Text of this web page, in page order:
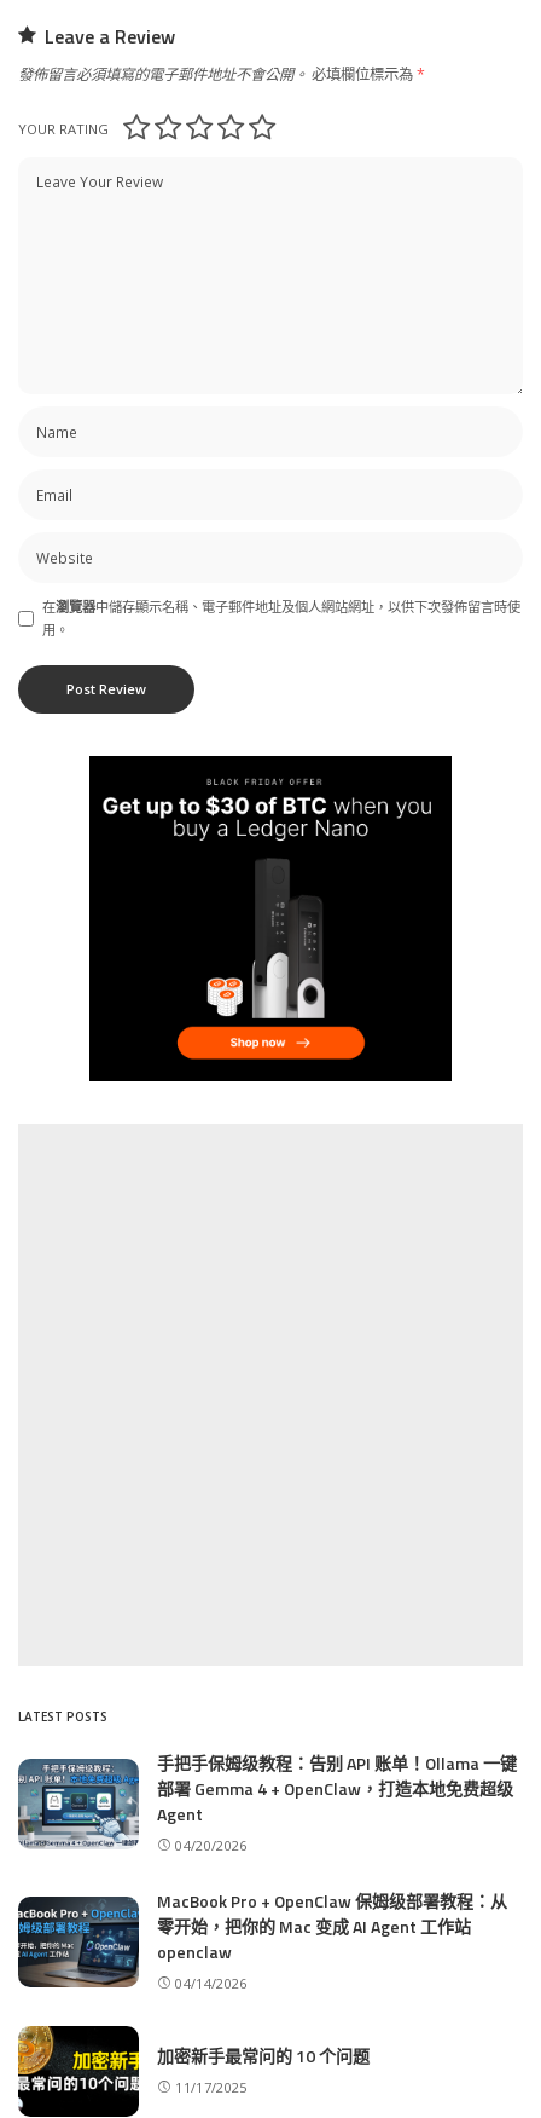
Leave a Review
發佈留言必須填寫的電子郵件地址不會公開。 必填欄位標示為*
YOUR RATING
在瀏覽器中儲存顯示名稱、電子郵件地址及個人網站網址，以供下次發佈留言時使
用。
LATEST POSTS
手把手保姆级教程：告别 API 账单！Ollama 一键
部署 Gemma 4 + OpenClaw，打造本地免费超级
Agent
04/20/2026
MacBook Pro + OpenClaw 保姆级部署教程：从
零开始，把你的 Mac 变成 AI Agent 工作站
openclaw
04/14/2026
加密新手最常问的 10 个问题
11/17/2025